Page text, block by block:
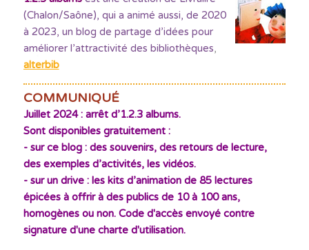
(Chalon/Saône), qui a animé aussi, de 2020
à 2023, un blog de partage d’idées pour
améliorer l’attractivité des bibliothèques,
alterbib
COMMUNIQUÉ
Juillet 2024 : arrêt d’1.2.3 albums.
Sont disponibles gratuitement :
- sur ce blog : des souvenirs, des retours de lecture,
des exemples d’activités, les vidéos.
- sur un drive : les kits d’animation de 85 lectures
épicées à offrir à des publics de 10 à 100 ans,
homogènes ou non. Code d'accès envoyé contre
signature d'une charte d'utilisation.